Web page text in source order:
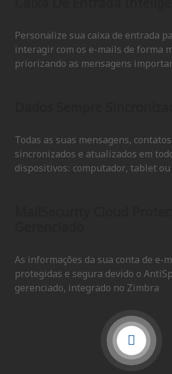
Personalize sua caixa de entrada
interagir com os e-mails de forma
priorizando as mensagens
Todas as suas mensagens,
sincronizados e atualizados em
dispositivos: computador, tablet
As informações da sua conta de e-
protegidas e segura devido o
gerenciado, integrado no Zimbra